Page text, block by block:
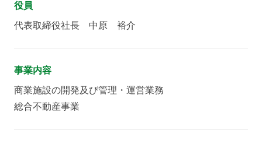
役員
代表取締役社長 中原 裕介
事業内容
商業施設の開発及び管理・運営業務
総合不動産事業